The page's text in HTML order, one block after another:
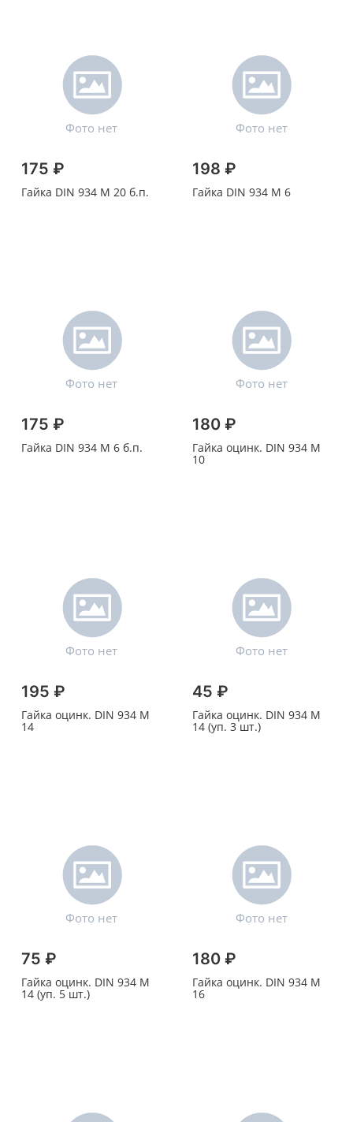
175 ₽
Гайка DIN 934 M 20 б.п.
198 ₽
Гайка DIN 934 M 6
175 ₽
Гайка DIN 934 M 6 б.п.
180 ₽
Гайка оцинк. DIN 934 M
10
195 ₽
Гайка оцинк. DIN 934 M
14
45 ₽
Гайка оцинк. DIN 934 M
14 (уп. 3 шт.)
75 ₽
Гайка оцинк. DIN 934 M
14 (уп. 5 шт.)
180 ₽
Гайка оцинк. DIN 934 M
16